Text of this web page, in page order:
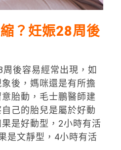
？妊娠28周後
後容易經常出現，如
後，媽咪還是有所擔
胎動，毛士鵬醫師建
己的胎兒是屬於好動
是好動型，2小時有活
是文靜型，4小時有活